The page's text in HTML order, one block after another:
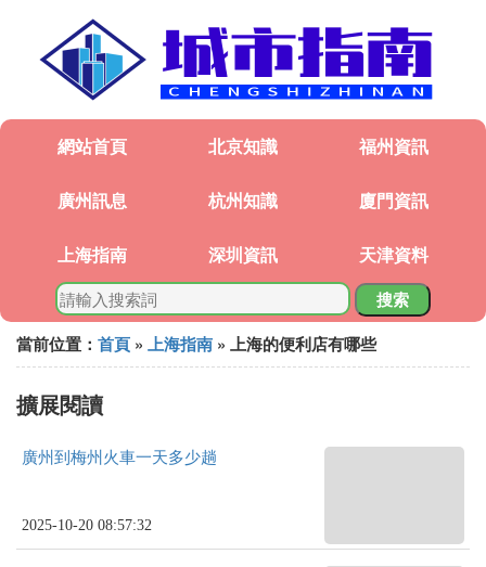
網站首頁 北京知識 福州資訊
廣州訊息 杭州知識 廈門資訊
上海指南 深圳資訊 天津資料
搜索
當前位置： 首頁 » 上海指南 » 上海的便利店有哪些
擴展閱讀
廣州到梅州火車一天多少趟
2025-10-20 08:57:32